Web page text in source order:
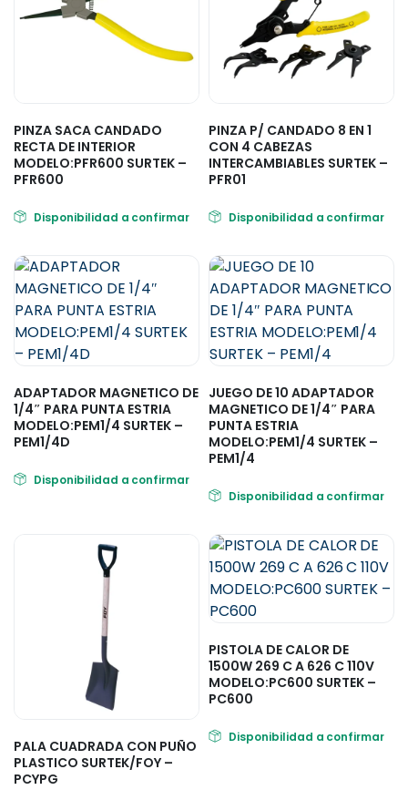
PINZA SACA CANDADO
RECTA DE INTERIOR
MODELO:PFR600 SURTEK –
PFR600
Disponibilidad a confirmar
PINZA P/ CANDADO 8 EN 1
CON 4 CABEZAS
INTERCAMBIABLES SURTEK –
PFR01
Disponibilidad a confirmar
ADAPTADOR MAGNETICO DE
1/4″ PARA PUNTA ESTRIA
MODELO:PEM1/4 SURTEK –
PEM1/4D
Disponibilidad a confirmar
JUEGO DE 10 ADAPTADOR
MAGNETICO DE 1/4″ PARA
PUNTA ESTRIA
MODELO:PEM1/4 SURTEK –
PEM1/4
Disponibilidad a confirmar
PALA CUADRADA CON PUÑO
PLASTICO SURTEK/FOY –
PCYPG
PISTOLA DE CALOR DE
1500W 269 C A 626 C 110V
MODELO:PC600 SURTEK –
PC600
Disponibilidad a confirmar